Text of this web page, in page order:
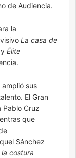
de Audiencia.
la
La casa de
Élite
sus
El Gran
Pablo Cruz
que
Sánchez
costura